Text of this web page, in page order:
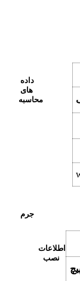
داده
های
محاسبه
جرم
اطلاعات
نصب